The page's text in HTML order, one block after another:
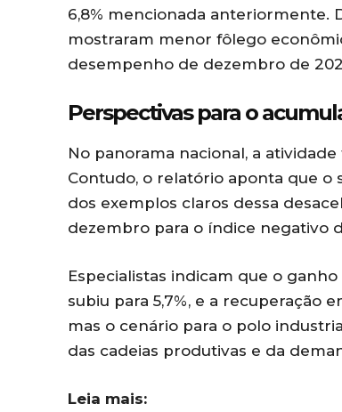
6,8% mencionada anteriormente.
mostraram menor fôlego
desempenho de dezembro de
Perspectivas para o
No panorama nacional, a
Contudo, o relatório aponta que o
dos exemplos claros dessa
dezembro para o índice negativo
Especialistas indicam que o
subiu para 5,7%, e a recuperação
mas o cenário para o polo
das cadeias produtivas e da
Leia mais: